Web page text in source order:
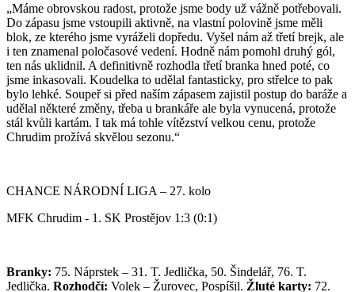
„Máme obrovskou radost, protože jsme body už vážně potřebovali.
Do zápasu jsme vstoupili aktivně, na vlastní polovině jsme měli
blok, ze kterého jsme vyráželi dopředu. Vyšel nám až třetí brejk, ale
i ten znamenal poločasové vedení. Hodně nám pomohl druhý gól,
ten nás uklidnil. A definitivně rozhodla třetí branka hned poté, co
jsme inkasovali. Koudelka to udělal fantasticky, pro střelce to pak
bylo lehké. Soupeř si před naším zápasem zajistil postup do baráže a
udělal některé změny, třeba u brankáře ale byla vynucená, protože
stál kvůli kartám. I tak má tohle vítězství velkou cenu, protože
Chrudim prožívá skvělou sezonu.“
CHANCE NÁRODNÍ LIGA – 27. kolo
MFK Chrudim - 1. SK Prostějov 1:3 (0:1)
Branky: 75. Náprstek – 31. T. Jedlička, 50. Šindelář, 76. T.
Jedlička. Rozhodčí: Volek – Žurovec, Pospíšil. Žluté karty: 72.